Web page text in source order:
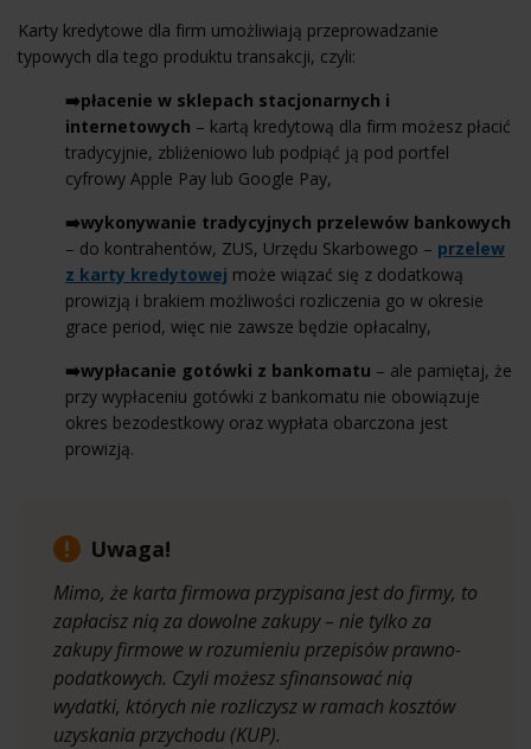
Karty kredytowe dla firm umożliwiają przeprowadzanie
typowych dla tego produktu transakcji, czyli:
➡️płacenie w sklepach stacjonarnych i
internetowych – kartą kredytową dla firm możesz płacić
tradycyjnie, zbliżeniowo lub podpiąć ją pod portfel
cyfrowy Apple Pay lub Google Pay,
➡️wykonywanie tradycyjnych przelewów bankowych
– do kontrahentów, ZUS, Urzędu Skarbowego – przelew
z karty kredytowej może wiązać się z dodatkową
prowizją i brakiem możliwości rozliczenia go w okresie
grace period, więc nie zawsze będzie opłacalny,
➡️wypłacanie gotówki z bankomatu – ale pamiętaj, że
przy wypłaceniu gotówki z bankomatu nie obowiązuje
okres bezodestkowy oraz wypłata obarczona jest
prowizją.
Uwaga!
Mimo, że karta firmowa przypisana jest do firmy, to
zapłacisz nią za dowolne zakupy – nie tylko za
zakupy firmowe w rozumieniu przepisów prawno-
podatkowych. Czyli możesz sfinansować nią
wydatki, których nie rozliczysz w ramach kosztów
uzyskania przychodu (KUP).